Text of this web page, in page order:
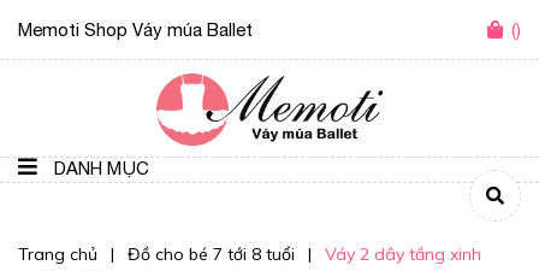
Memoti Shop Váy múa Ballet ()
DANH MỤC
Trang chủ | Đồ cho bé 7 tới 8 tuổi |
Váy 2 dây tầng xinh